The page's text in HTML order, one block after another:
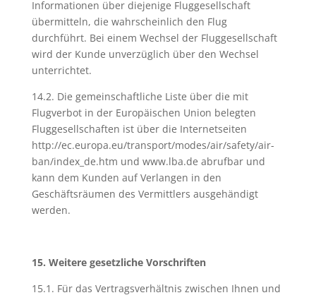
Informationen über diejenige Fluggesellschaft
übermitteln, die wahrscheinlich den Flug
durchführt. Bei einem Wechsel der Fluggesellschaft
wird der Kunde unverzüglich über den Wechsel
unterrichtet.
14.2. Die gemeinschaftliche Liste über die mit
Flugverbot in der Europäischen Union belegten
Fluggesellschaften ist über die Internetseiten
http://ec.europa.eu/transport/modes/air/safety/air-
ban/index_de.htm und www.lba.de abrufbar und
kann dem Kunden auf Verlangen in den
Geschäftsräumen des Vermittlers ausgehändigt
werden.
15. Weitere gesetzliche Vorschriften
15.1. Für das Vertragsverhältnis zwischen Ihnen und